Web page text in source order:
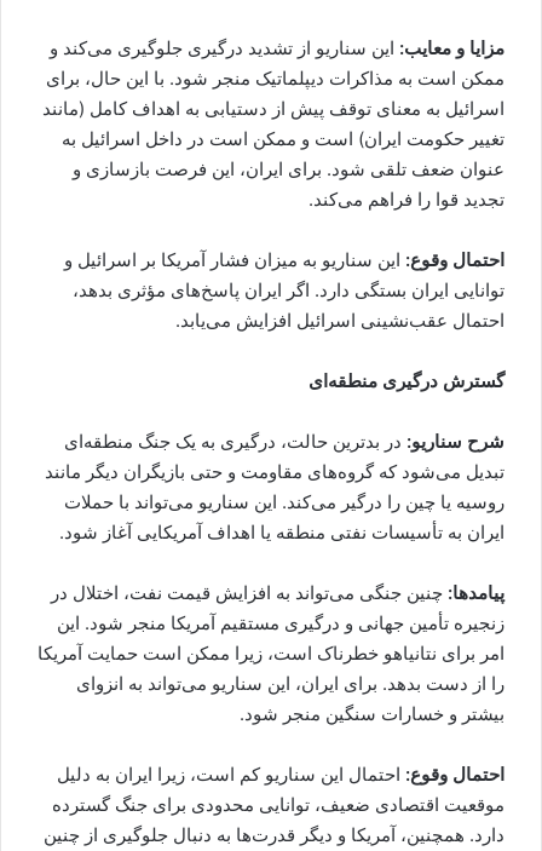
مزایا و معایب: این سناریو از تشدید درگیری جلوگیری می‌کند و
ممکن است به مذاکرات دیپلماتیک منجر شود. با این حال، برای
اسرائیل به معنای توقف پیش از دستیابی به اهداف کامل (مانند
تغییر حکومت ایران) است و ممکن است در داخل اسرائیل به
عنوان ضعف تلقی شود. برای ایران، این فرصت بازسازی و
تجدید قوا را فراهم می‌کند.
احتمال وقوع: این سناریو به میزان فشار آمریکا بر اسرائیل و
توانایی ایران بستگی دارد. اگر ایران پاسخ‌های مؤثری بدهد،
احتمال عقب‌نشینی اسرائیل افزایش می‌یابد.
گسترش درگیری منطقه‌ای
شرح سناریو: در بدترین حالت، درگیری به یک جنگ منطقه‌ای
تبدیل می‌شود که گروه‌های مقاومت و حتی بازیگران دیگر مانند
روسیه یا چین را درگیر می‌کند. این سناریو می‌تواند با حملات
ایران به تأسیسات نفتی منطقه یا اهداف آمریکایی آغاز شود.
پیامدها: چنین جنگی می‌تواند به افزایش قیمت نفت، اختلال در
زنجیره تأمین جهانی و درگیری مستقیم آمریکا منجر شود. این
امر برای نتانیاهو خطرناک است، زیرا ممکن است حمایت آمریکا
را از دست بدهد. برای ایران، این سناریو می‌تواند به انزوای
بیشتر و خسارات سنگین منجر شود.
احتمال وقوع: احتمال این سناریو کم است، زیرا ایران به دلیل
موقعیت اقتصادی ضعیف، توانایی محدودی برای جنگ گسترده
دارد. همچنین، آمریکا و دیگر قدرت‌ها به دنبال جلوگیری از چنین